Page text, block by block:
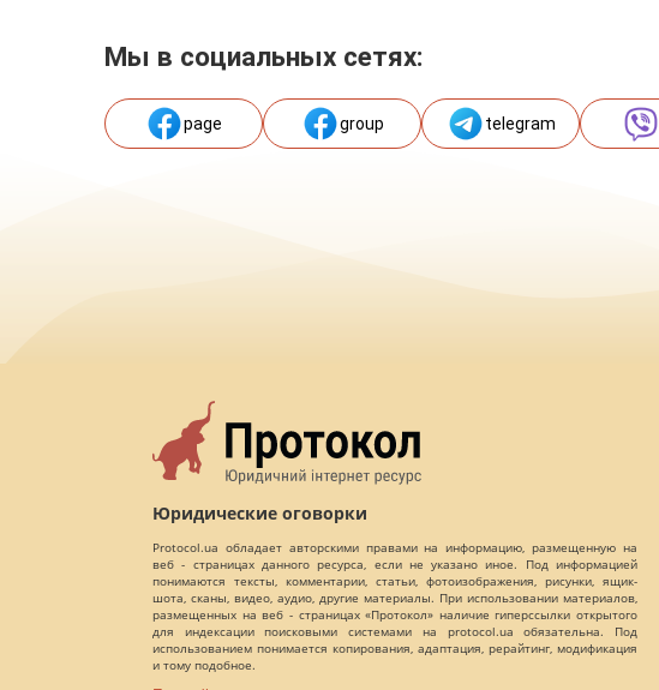
Мы в социальных сетях:
page group telegram
Юридические оговорки
Protocol.ua обладает авторскими правами на информацию, размещенную на
веб - страницах данного ресурса, если не указано иное. Под информацией
понимаются тексты, комментарии, статьи, фотоизображения, рисунки, ящик-
шота, сканы, видео, аудио, другие материалы. При использовании материалов,
размещенных на веб - страницах «Протокол» наличие гиперссылки открытого
для индексации поисковыми системами на protocol.ua обязательна. Под
использованием понимается копирования, адаптация, рерайтинг, модификация
и тому подобное.